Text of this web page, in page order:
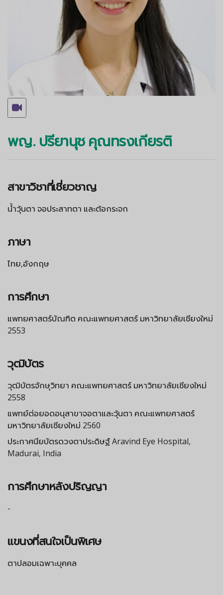
พญ. ปรียานุช คุณทรงเกียรติ
สาขาวิชาที่เชี่ยวชาญ
น้ำวุ้นตา จอประสาทตา และต้อกระจก
ภาษา
ไทย,อังกฤษ
การศึกษา
แพทยศาสตร์บัณฑิต คณะแพทยศาสตร์ มหาวิทยาลัยเชียงใหม่
2553
วุฒิบัตร
วุฒิบัตรจักษุวิทยา คณะแพทยศาสตร์ มหาวิทยาลัยเชียงใหม่
2558
แพทย์ต่อยอดอนุสาขาจอตาและวุ้นตา คณะแพทยศาสตร์
มหาวิทยาลัยเชียงใหม่ 2560
ประกาศนียบัตรดวงตาประดิษฐ์ Aravind Eye Hospital,
Madurai, India
การศึกษาหลังปริญญา
-
แขนงที่สนใจเป็นพิเศษ
ตาปลอมเฉพาะบุคคล